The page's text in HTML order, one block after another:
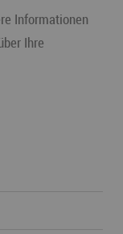
Informationen
Ihre